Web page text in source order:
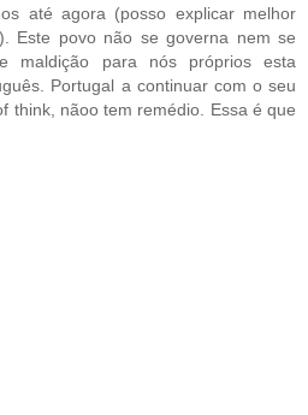
até agora (posso explicar melhor
Este povo não se governa nem se
maldição para nós próprios esta
Portugal a continuar com o seu
think, nãoo tem remédio. Essa é que